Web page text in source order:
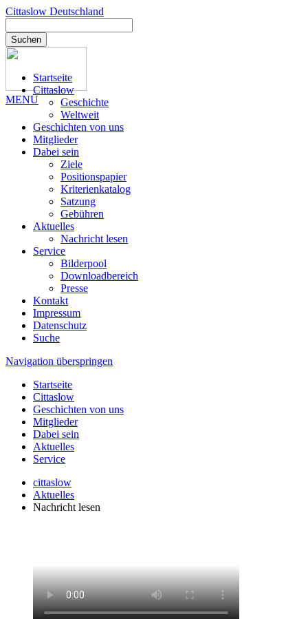
Cittaslow Deutschland
Suchen
MENÜ
Startseite
Cittaslow
Geschichte
Weltweit
Geschichten von uns
Mitglieder
Dabei sein
Ziele
Positionspapier
Kriterienkatalog
Satzung
Gebühren
Aktuelles
Nachricht lesen
Service
Bilderpool
Downloadbereich
Presse
Kontakt
Impressum
Datenschutz
Suche
Navigation überspringen
Startseite
Cittaslow
Geschichten von uns
Mitglieder
Dabei sein
Aktuelles
Service
cittaslow
Aktuelles
Nachricht lesen